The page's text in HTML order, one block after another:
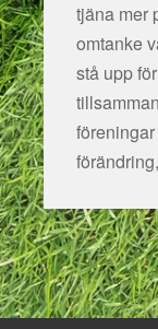
tjäna mer
omtanke
stå upp